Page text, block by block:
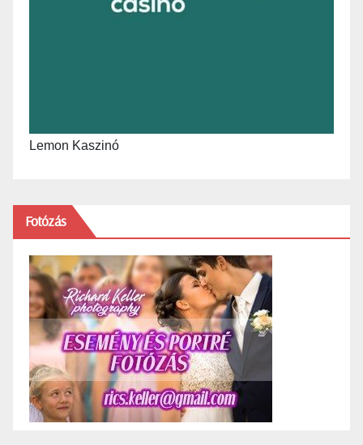
Lemon Kaszinó
Fotózás